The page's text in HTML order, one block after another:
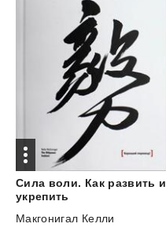
Сила воли. Как развить и
укрепить
Макгонигал Келли